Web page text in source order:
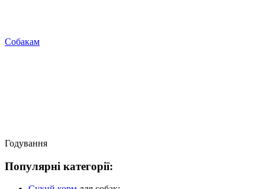
Собакам
Годування
Популярні категорії: